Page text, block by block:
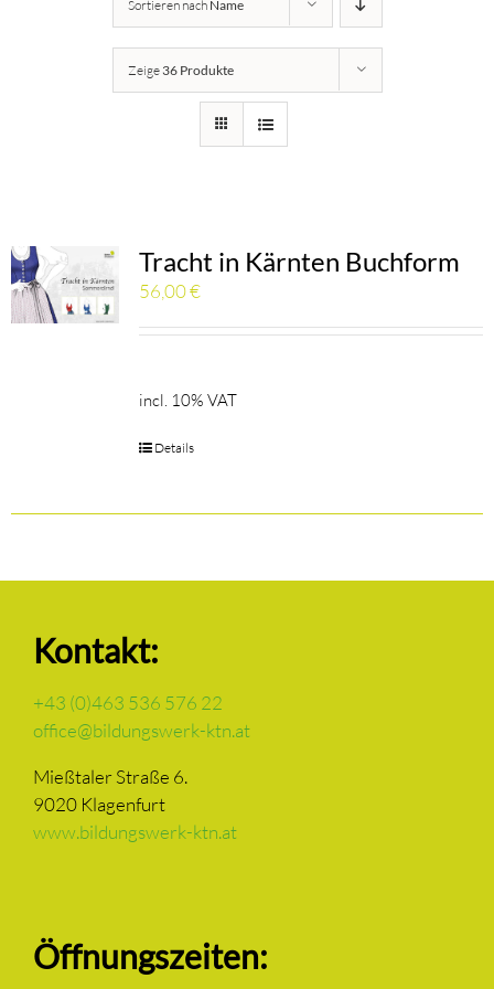
Kärntner Bildungswerk
Kontakt
Sortieren nach Name
Zeige 36 Produkte
Tracht in Kärnten Buchform
56,00€
incl. 10% VAT
Details
Kontakt:
+43 (0)463 536 576 22
office@bildungswerk-ktn.at
Mießtaler Straße 6.
9020 Klagenfurt
www.bildungswerk-ktn.at
Öffnungszeiten: